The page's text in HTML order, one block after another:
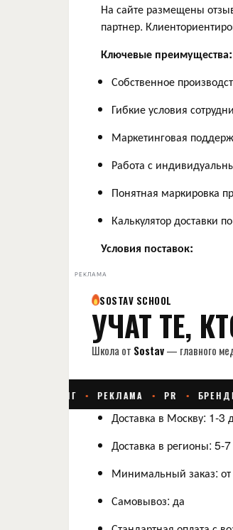
На сайте размещены
партнер.
Ключевые преимущества:
Собственное
Гибкие условия
Маркетинговая
Работа с
Понятная маркировка
Калькулятор доставки
Условия поставок:
РЕКЛАМА
Доставка в Москву: 1-3
Доставка в регионы: 5-
Минимальный заказ: от
Самовывоз: да